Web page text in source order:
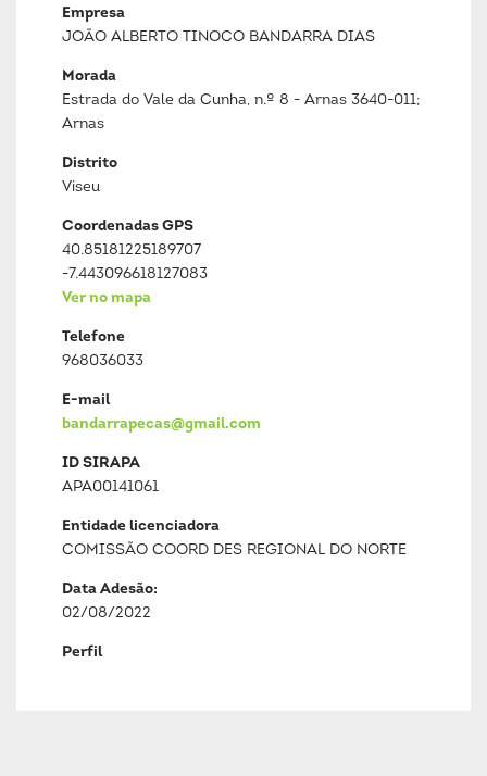
Empresa
JOÃO ALBERTO TINOCO BANDARRA DIAS
Morada
Estrada do Vale da Cunha, n.º 8 - Arnas 3640-011;
Arnas
Distrito
Viseu
Coordenadas GPS
40.85181225189707
-7.443096618127083
Ver no mapa
Telefone
968036033
E-mail
bandarrapecas@gmail.com
ID SIRAPA
APA00141061
Entidade licenciadora
COMISSÃO COORD DES REGIONAL DO NORTE
Data Adesão:
02/08/2022
Perfil